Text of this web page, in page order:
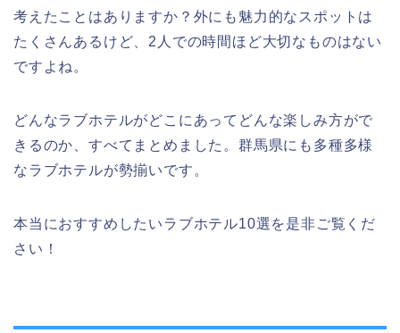
考えたことはありますか？外にも魅力的なスポットは
たくさんあるけど、2人での時間ほど大切なものはない
ですよね。
どんなラブホテルがどこにあってどんな楽しみ方がで
きるのか、すべてまとめました。群馬県にも多種多様
なラブホテルが勢揃いです。
本当におすすめしたいラブホテル10選を是非ご覧くだ
さい！